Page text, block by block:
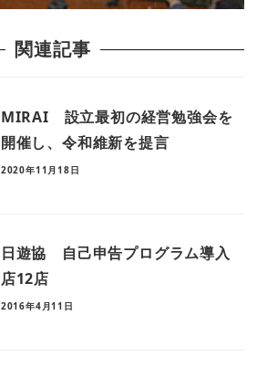
関連記事
MIRAI 設立最初の経営勉強会を
開催し、令和維新を提言
2020年11月18日
日遊協 自己申告プログラム導入
店12店
2016年4月11日